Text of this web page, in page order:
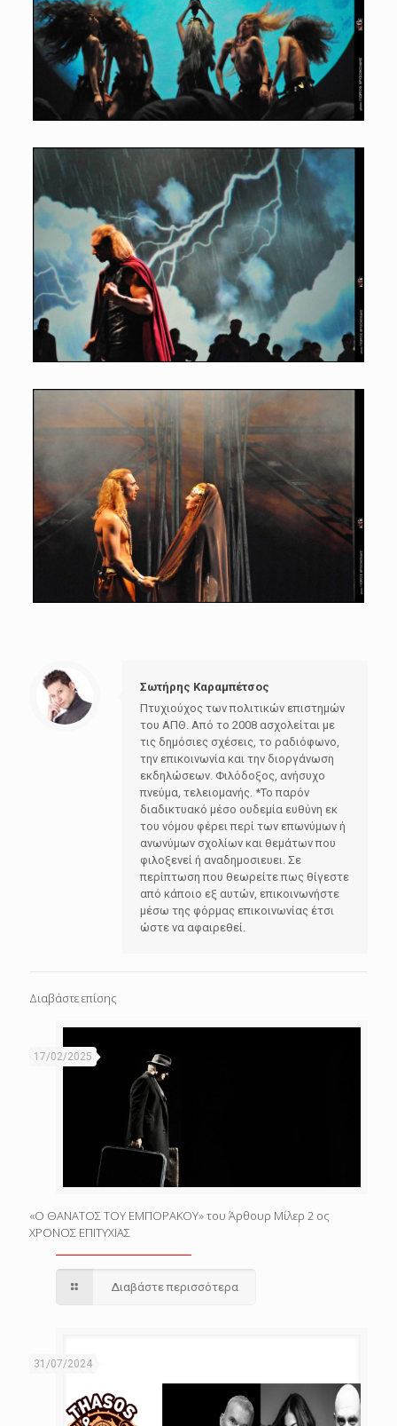
Σωτήρης Καραμπέτσος
Πτυχιούχος των πολιτικών επιστημών
του ΑΠΘ. Από το 2008 ασχολείται με
τις δημόσιες σχέσεις, το ραδιόφωνο,
την επικοινωνία και την διοργάνωση
εκδηλώσεων. Φιλόδοξος, ανήσυχο
πνεύμα, τελειομανής. *Το παρόν
διαδικτυακό μέσο ουδεμία ευθύνη εκ
του νόμου φέρει περί των επωνύμων ή
ανωνύμων σχολίων και θεμάτων που
φιλοξενεί ή αναδημοσιευει. Σε
περίπτωση που θεωρείτε πως θίγεστε
από κάποιο εξ αυτών, επικοινωνήστε
μέσω της φόρμας επικοινωνίας έτσι
ώστε να αφαιρεθεί.
Διαβάστε επίσης
17/02/2025
«Ο ΘΑΝΑΤΟΣ ΤΟΥ ΕΜΠΟΡΑΚΟΥ» του Άρθουρ Μίλερ 2 ος
ΧΡΟΝΟΣ ΕΠΙΤΥΧΙΑΣ
Διαβάστε περισσότερα
31/07/2024